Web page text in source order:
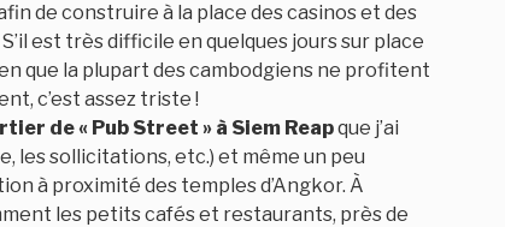
de construire à la place des casinos et des
est très difficile en quelques jours sur place
que la plupart des cambodgiens ne profitent
c’est assez triste !
de « Pub Street » à Siem Reapque j’ai
les sollicitations, etc.) et même un peu
à proximité des temples d’Angkor. À
les petits cafés et restaurants, près de